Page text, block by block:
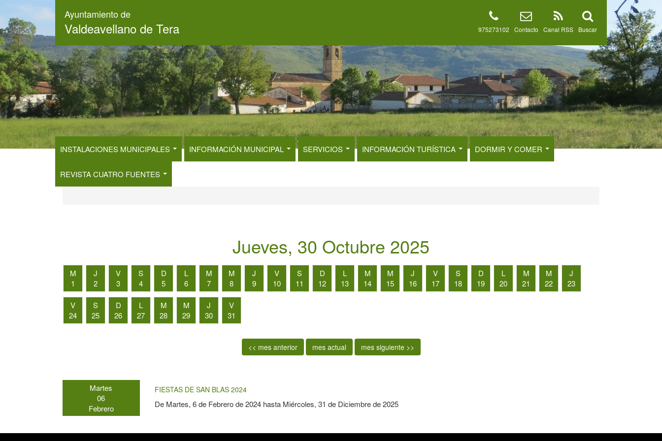
contenido
principal
Ayuntamiento de
Valdeavellano de Tera Buscar
Canal RSS
Contacto
975273102
INSTALACIONES MUNICIPALES INFORMACIÓN MUNICIPAL SERVICIOS INFORMACIÓN TURÍSTICA DORMIR Y COMER
REVISTA CUATRO FUENTES
Jueves, 30 Octubre 2025
M
1
J
2
V
3
S
4
D
5
L
6
M
7
M
8
J
9
V
10
S
11
D
12
L
13
M
14
M
15
J
16
V
17
S
18
D
19
L
20
M
21
M
22
J
23
V
24
S
25
D
26
L
27
M
28
M
29
J
30
V
31
<< mes anterior mes actual mes siguiente >>
Martes
06
Febrero
FIESTAS DE SAN BLAS 2024
De Martes, 6 de Febrero de 2024hasta Miércoles, 31 de Diciembre de 2025